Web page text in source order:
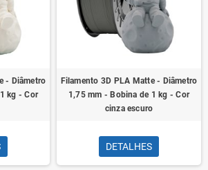
- Diâmetro
kg - Cor
Filamento 3D PLA Matte - Diâmetro
1,75 mm - Bobina de 1 kg - Cor
cinza escuro
DETALHES